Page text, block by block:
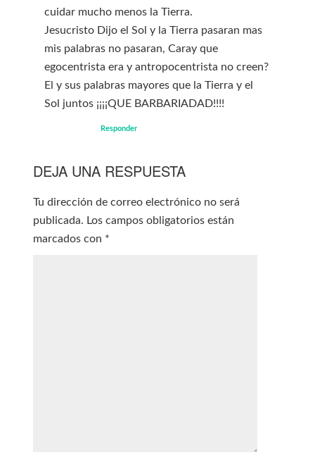
cuidar mucho menos la Tierra.
Jesucristo Dijo el Sol y la Tierra pasaran mas
mis palabras no pasaran, Caray que
egocentrista era y antropocentrista no creen?
El y sus palabras mayores que la Tierra y el
Sol juntos ¡¡¡¡QUE BARBARIADAD!!!!
Responder
DEJA UNA RESPUESTA
Tu dirección de correo electrónico no será
publicada. Los campos obligatorios están
marcados con *